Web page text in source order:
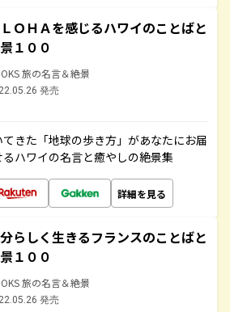
ＯＨＡを感じるハワイのことばと
１００
旅の名言＆絶景
発売
きた「地球の歩き方」があなたにお届
ハワイの名言と癒やしの絶景集
詳細を見る
らしく生きるフランスのことばと
１００
旅の名言＆絶景
発売